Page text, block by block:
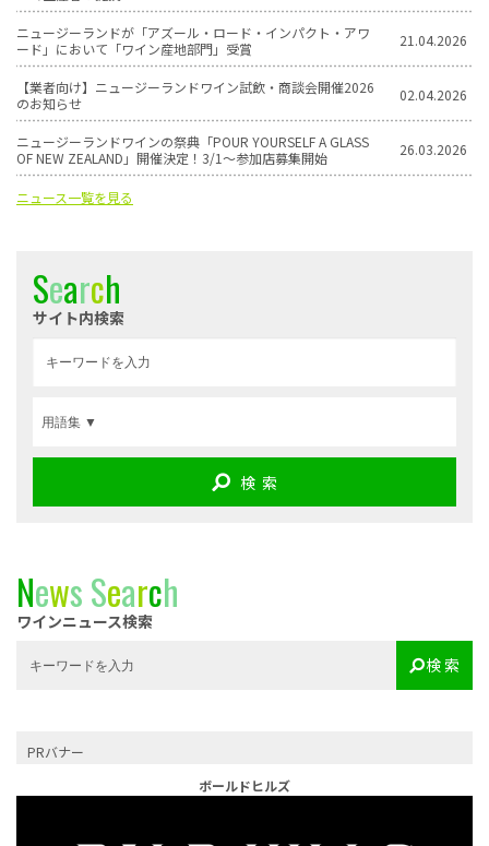
ニュージーランドが「アズール・ロード・インパクト・アワ
ード」において「ワイン産地部門」受賞
21.04.2026
【業者向け】ニュージーランドワイン試飲・商談会開催2026
のお知らせ
02.04.2026
ニュージーランドワインの祭典「POUR YOURSELF A GLASS
OF NEW ZEALAND」開催決定！3/1〜参加店募集開始
26.03.2026
ニュース一覧を見る
Search
サイト内検索
検 索
NewsSearch
ワインニュース検索
検 索
PRバナー
ボールドヒルズ